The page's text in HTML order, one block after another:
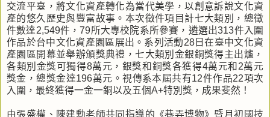
交流平臺，將文化資產轉化為當代美學，以創意訴說文化資
產的悠久歷史與豐富故事。本次徵件項目計七大類別，總徵
件數達2,549件，79所大專校院系所參賽，遴選出313件入圍
作品於台中文化資產園區展出。系列活動28日在臺中文化資
產園區開幕並舉辦頒獎典禮，七大類別金銀銅獎得主出爐，
各類別金獎可獨得8萬元，銀獎和銅獎各獲得4萬元和2萬元
獎金，總獎金達196萬元。視傳系本屆共有12件作品22項次
入圍，最終獲得一金一銅以及五個A+特別獎，成果斐然！
由張盛權、陳建勳老師共同指導的《巷弄博物》暨月初國技